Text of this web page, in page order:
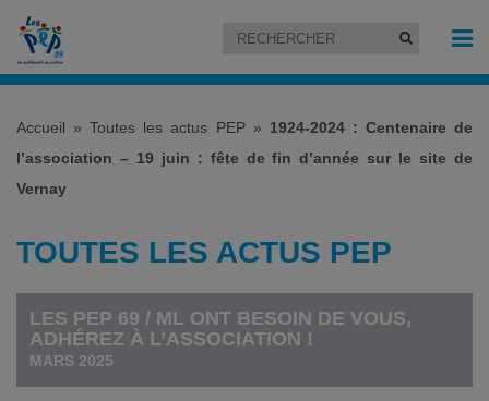
Accueil »Toutes les actus PEP» 1924-2024 : Centenaire de
l’association – 19 juin : fête de fin d’année sur le site de
Vernay
TOUTES LES ACTUS PEP
LES PEP 69 / ML ONT BESOIN DE VOUS,
ADHÉREZ À L’ASSOCIATION !
MARS 2025